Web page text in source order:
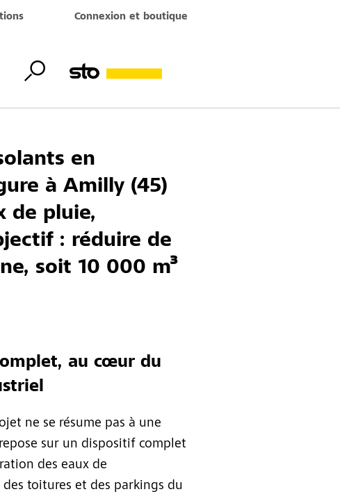
Connexion et boutique
en
à Amilly (45)
de pluie,
: réduire de
soit 10 000 m³
au cœur du
ne se résume pas à une
sur un dispositif complet
des eaux de
toitures et des parkings du